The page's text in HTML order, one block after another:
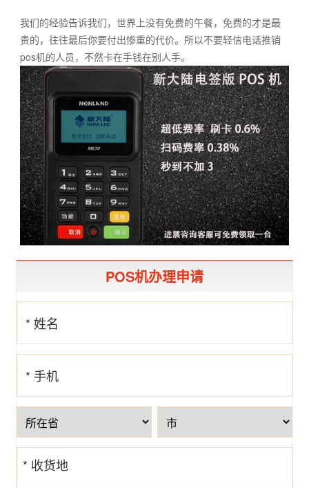
我们的经验告诉我们，世界上没有免费的午餐，免费的才是最
贵的，往往最后你要付出惨重的代价。所以不要轻信电话推销
pos机的人员，不然卡在手钱在别人手。
POS机办理申请
* 姓名
* 手机
号
* 收货地